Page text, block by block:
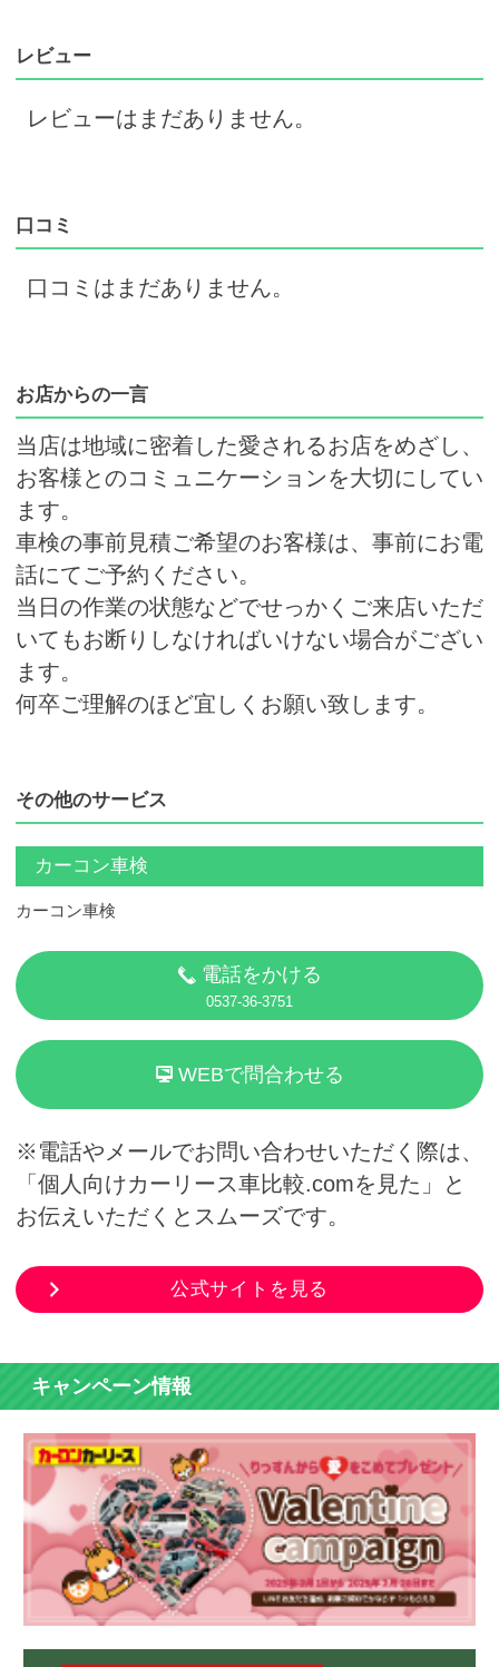
レビュー
レビューはまだありません。
口コミ
口コミはまだありません。
お店からの一言
当店は地域に密着した愛されるお店をめざし、
お客様とのコミュニケーションを大切にしてい
ます。
車検の事前見積ご希望のお客様は、事前にお電
話にてご予約ください。
当日の作業の状態などでせっかくご来店いただ
いてもお断りしなければいけない場合がござい
ます。
何卒ご理解のほど宜しくお願い致します。
その他のサービス
カーコン車検
カーコン車検
電話をかける
0537-36-3751
WEBで問合わせる
※電話やメールでお問い合わせいただく際は、
「個人向けカーリース車比較.comを見た」と
お伝えいただくとスムーズです。
公式サイトを見る
キャンペーン情報